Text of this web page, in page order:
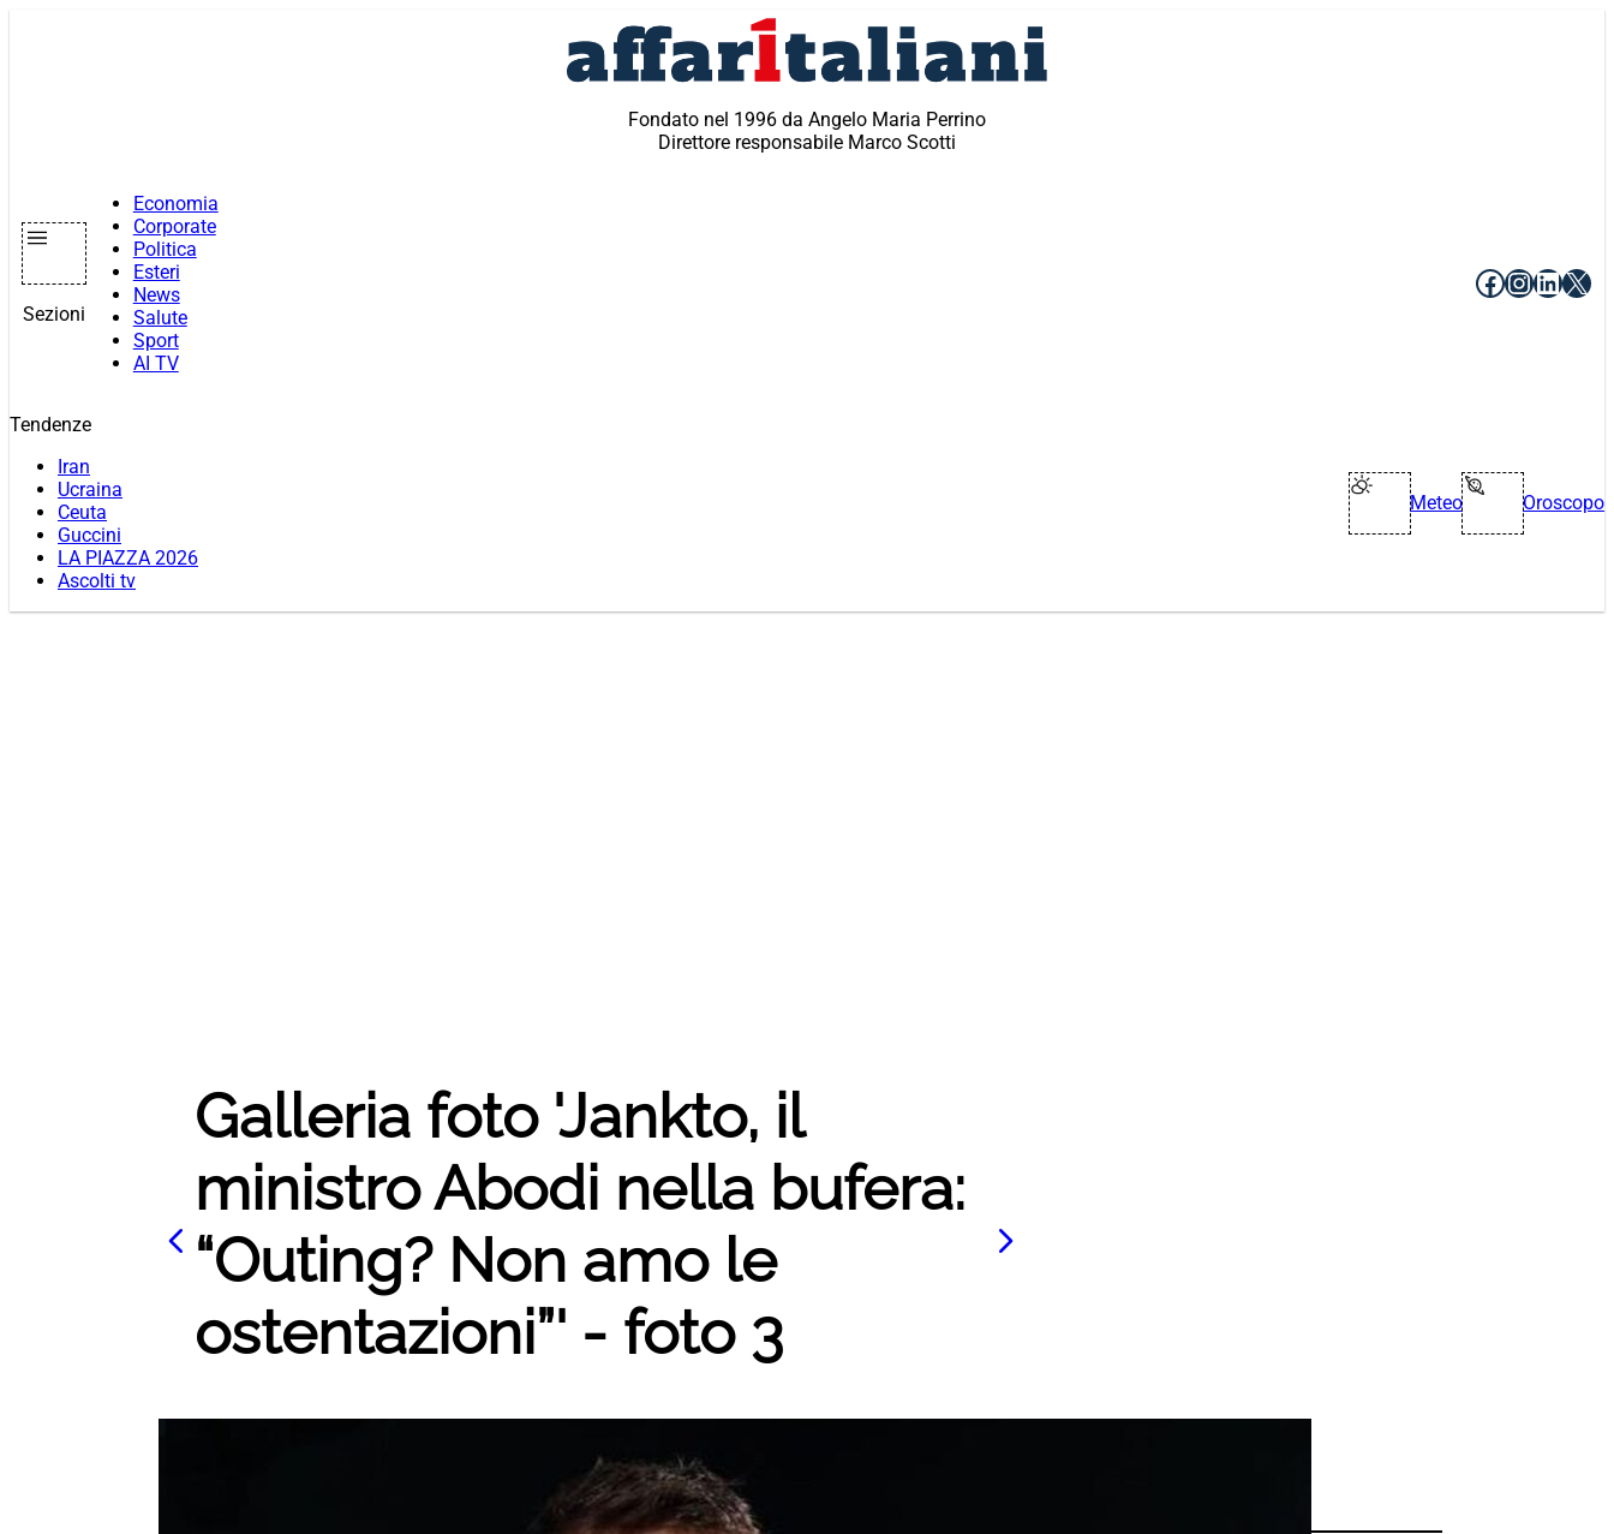
Fondato nel 1996 da Angelo Maria Perrino
Direttore responsabile Marco Scotti
Sezioni
Economia
Corporate
Politica
Esteri
News
Salute
Sport
AI TV
Facebook
X
Tendenze
Iran
Ucraina
Ceuta
Guccini
LA PIAZZA 2026
Ascolti tv
Meteo Oroscopo
Galleria foto 'Jankto, il
ministro Abodi nella bufera:
“Outing? Non amo le
ostentazioni”' - foto 3